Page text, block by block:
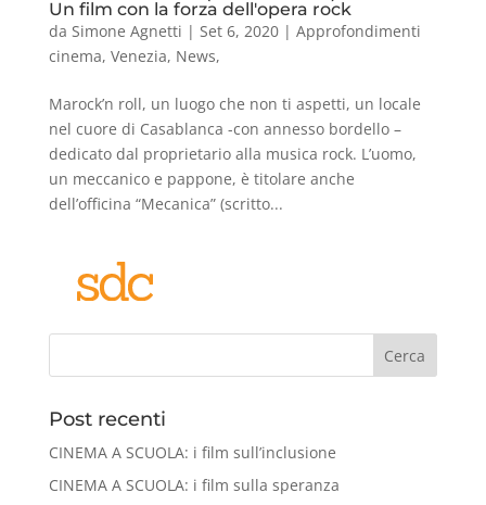
Un film con la forza dell'opera rock
da Simone Agnetti | Set 6, 2020| Approfondimenti
cinema, Venezia, News,
Marock’n roll, un luogo che non ti aspetti, un locale
nel cuore di Casablanca -con annesso bordello –
dedicato dal proprietario alla musica rock. L’uomo,
un meccanico e pappone, è titolare anche
dell’officina “Mecanica” (scritto...
Cerca
Post recenti
CINEMA A SCUOLA: i film sull’inclusione
CINEMA A SCUOLA: i film sulla speranza